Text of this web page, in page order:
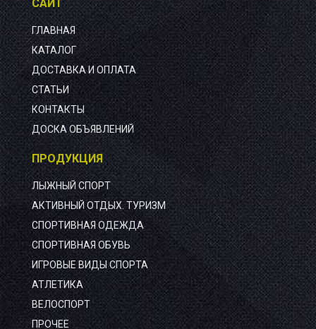
САЙТ
ГЛАВНАЯ
КАТАЛОГ
ДОСТАВКА И ОПЛАТА
СТАТЬИ
КОНТАКТЫ
ДОСКА ОБЪЯВЛЕНИЙ
ПРОДУКЦИЯ
ЛЫЖНЫЙ СПОРТ
АКТИВНЫЙ ОТДЫХ. ТУРИЗМ
СПОРТИВНАЯ ОДЕЖДА
СПОРТИВНАЯ ОБУВЬ
ИГРОВЫЕ ВИДЫ СПОРТА
АТЛЕТИКА
ВЕЛОСПОРТ
ПРОЧЕЕ